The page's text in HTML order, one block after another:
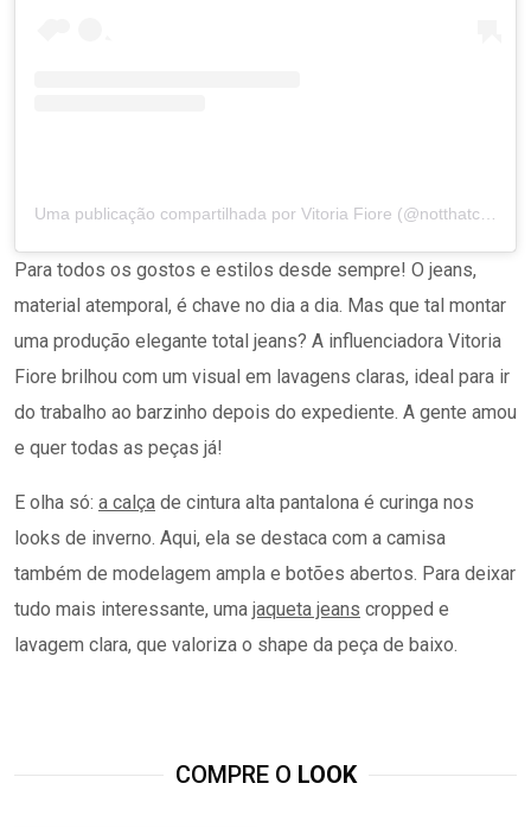
Para todos os gostos e estilos desde sempre! O jeans,
material atemporal, é chave no dia a dia. Mas que tal montar
uma produção elegante total jeans? A influenciadora Vitoria
Fiore brilhou com um visual em lavagens claras, ideal para ir
do trabalho ao barzinho depois do expediente. A gente amou
e quer todas as peças já!
E olha só: a calça de cintura alta pantalona é curinga nos
looks de inverno. Aqui, ela se destaca com a camisa
também de modelagem ampla e botões abertos. Para deixar
tudo mais interessante, uma jaqueta jeans cropped e
lavagem clara, que valoriza o shape da peça de baixo.
COMPRE O LOOK